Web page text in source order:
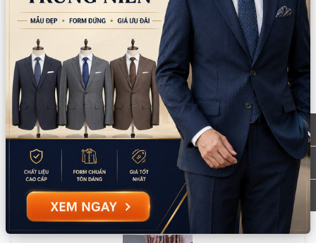
KHĂN THÁI, LÀO, KHMER BẢN LỚN VẢI MỎNG (Màu
đỏ,Cái)
Đơn vị
Thuê: 30.000
Mua:200.000
Tồn: